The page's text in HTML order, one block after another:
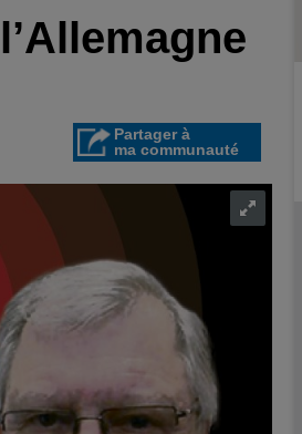
Partager à
ma communauté